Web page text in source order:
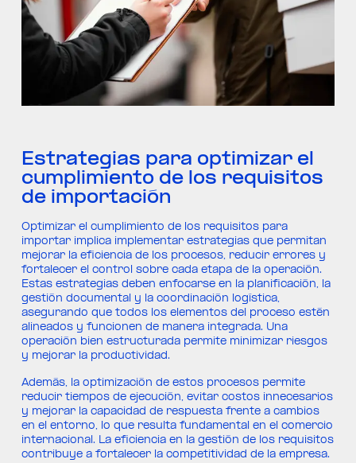
Estrategias para optimizar el
cumplimiento de los requisitos
de importación
Optimizar el cumplimiento de los requisitos para
importar implica implementar estrategias que permitan
mejorar la eficiencia de los procesos, reducir errores y
fortalecer el control sobre cada etapa de la operación.
Estas estrategias deben enfocarse en la planificación, la
gestión documental y la coordinación logística,
asegurando que todos los elementos del proceso estén
alineados y funcionen de manera integrada. Una
operación bien estructurada permite minimizar riesgos
y mejorar la productividad.
Además, la optimización de estos procesos permite
reducir tiempos de ejecución, evitar costos innecesarios
y mejorar la capacidad de respuesta frente a cambios
en el entorno, lo que resulta fundamental en el comercio
internacional. La eficiencia en la gestión de los requisitos
contribuye a fortalecer la competitividad de la empresa.